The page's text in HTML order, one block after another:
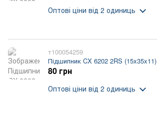
Оптові ціни від 2 одиниць
т100054259
Підшипник CX 6202 2RS (15x35x11)
80 грн
Оптові ціни від 2 одиниць